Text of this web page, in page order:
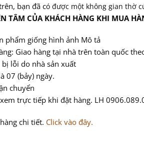
bạn đã có được một không gian thờ
TÂM CỦA KHÁCH HÀNG KHI MUA
phẩm giống hình ảnh Mô tả
Giao hàng tại nhà trên toàn quốc
lỗi do nhà sản xuất
07 (bảy) ngày.
chuyển
trực tiếp khi đặt hàng. LH
chi tiết. Click vào đây.